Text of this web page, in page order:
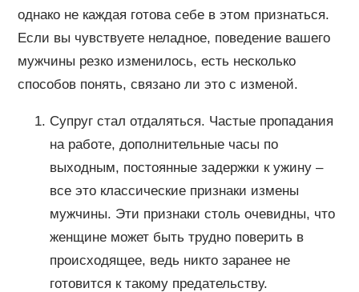
однако не каждая готова себе в этом признаться.
Если вы чувствуете неладное, поведение вашего
мужчины резко изменилось, есть несколько
способов понять, связано ли это с изменой.
Супруг стал отдаляться. Частые пропадания
на работе, дополнительные часы по
выходным, постоянные задержки к ужину –
все это классические признаки измены
мужчины. Эти признаки столь очевидны, что
женщине может быть трудно поверить в
происходящее, ведь никто заранее не
готовится к такому предательству.